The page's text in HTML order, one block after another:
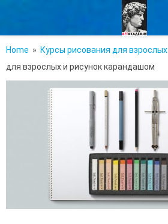
Home » Курсы рисования для взрослых
для взрослых и рисунок карандашом